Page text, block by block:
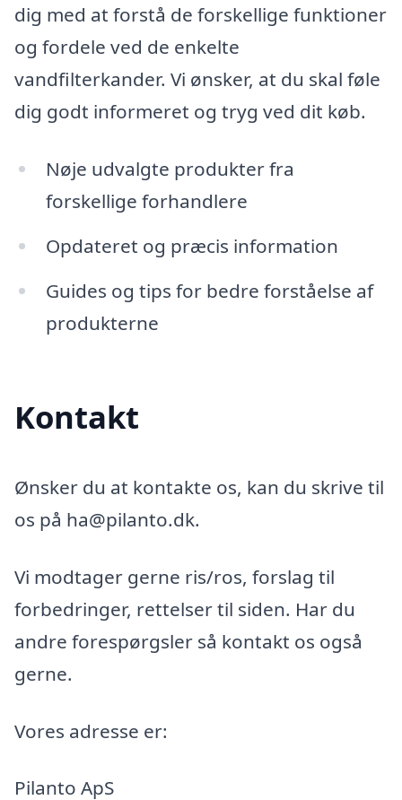
dig med at forstå de forskellige funktioner
og fordele ved de enkelte
vandfilterkander. Vi ønsker, at du skal føle
dig godt informeret og tryg ved dit køb.
Nøje udvalgte produkter fra
forskellige forhandlere
Opdateret og præcis information
Guides og tips for bedre forståelse af
produkterne
Kontakt
Ønsker du at kontakte os, kan du skrive til
os på ha@pilanto.dk.
Vi modtager gerne ris/ros, forslag til
forbedringer, rettelser til siden. Har du
andre forespørgsler så kontakt os også
gerne.
Vores adresse er:
Pilanto ApS